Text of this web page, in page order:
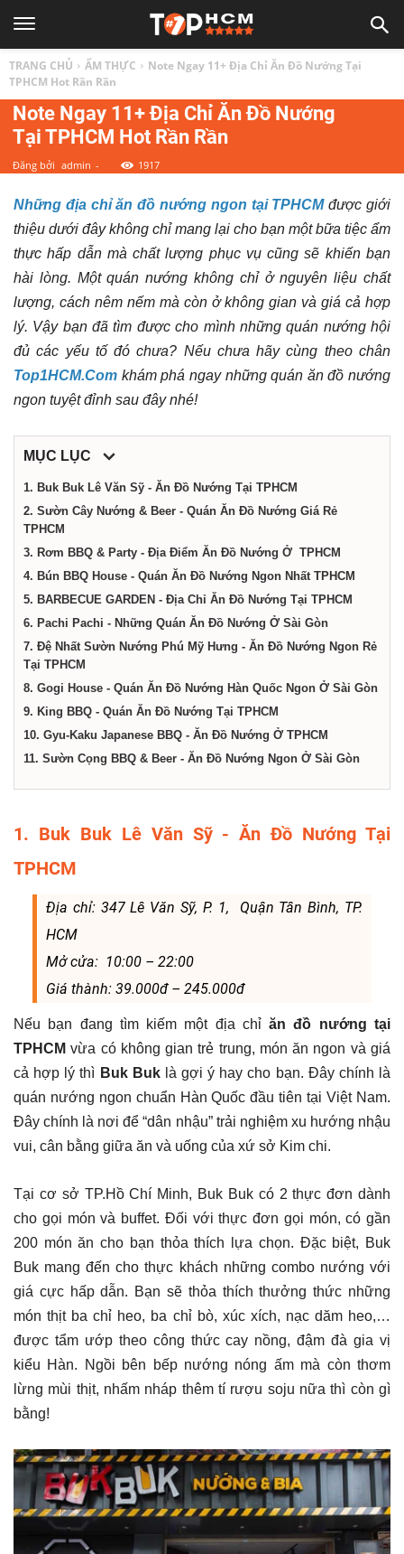
1
HCM
Top
địa
điểm,
dịch
vụ
tại
Thành
phố
Chí
Minh
TRANG CHỦ ẨM THỰC
Note Ngay 11+ Địa Chỉ Ăn Đồ Nướng Tại
TPHCM Hot Rần Rần
Note Ngay 11+ Địa Chỉ Ăn Đồ Nướng
Tại TPHCM Hot Rần Rần
Đăng bởi admin - 1917
Những địa chỉ ăn đồ nướng ngon tại TPHCMđược giới
thiệu dưới đây không chỉ mang lại cho bạn một bữa tiệc ẩm
thực hấp dẫn mà chất lượng phục vụ cũng sẽ khiến bạn
hài lòng. Một quán nướng không chỉ ở nguyên liệu chất
lượng, cách nêm nếm mà còn ở không gian và giá cả hợp
lý. Vậy bạn đã tìm được cho mình những quán nướng hội
đủ các yếu tố đó chưa? Nếu chưa hãy cùng theo chân
Top1HCM.Com khám phá ngay những quán ăn đồ nướng
ngon tuyệt đỉnh sau đây nhé!
MỤC LỤC
1. Buk Buk Lê Văn Sỹ - Ăn Đồ Nướng Tại TPHCM
2. Sườn Cây Nướng & Beer - Quán Ăn Đồ Nướng Giá Rẻ
TPHCM
3. Rơm BBQ & Party - Địa Điểm Ăn Đồ Nướng Ở TPHCM
4. Bún BBQ House - Quán Ăn Đồ Nướng Ngon Nhất TPHCM
5. BARBECUE GARDEN - Địa Chỉ Ăn Đồ Nướng Tại TPHCM
6. Pachi Pachi - Những Quán Ăn Đồ Nướng Ở Sài Gòn
7. Đệ Nhất Sườn Nướng Phú Mỹ Hưng - Ăn Đồ Nướng Ngon Rẻ
Tại TPHCM
8. Gogi House - Quán Ăn Đồ Nướng Hàn Quốc Ngon Ở Sài Gòn
9. King BBQ - Quán Ăn Đồ Nướng Tại TPHCM
10. Gyu-Kaku Japanese BBQ - Ăn Đồ Nướng Ở TPHCM
11. Sườn Cọng BBQ & Beer - Ăn Đồ Nướng Ngon Ở Sài Gòn
1. Buk Buk Lê Văn Sỹ - Ăn Đồ Nướng Tại
TPHCM
Địa chỉ: 347 Lê Văn Sỹ, P. 1, Quận Tân Bình, TP.
HCM
Mở cửa: 10:00 – 22:00
Giá thành: 39.000đ – 245.000đ
Nếu bạn đang tìm kiếm một địa chỉăn đồ nướng tại
TPHCM vừa có không gian trẻ trung, món ăn ngon và giá
cả hợp lý thì Buk Buklà gợi ý hay cho bạn. Đây chính là
quán nướng ngon chuẩn Hàn Quốc đầu tiên tại Việt Nam.
Đây chính là nơi để “dân nhậu” trải nghiệm xu hướng nhậu
vui, cân bằng giữa ăn và uống của xứ sở Kim chi.
Tại cơ sở TP.Hồ Chí Minh, Buk Buk có 2 thực đơn dành
cho gọi món và buffet. Đối với thực đơn gọi món, có gần
200 món ăn cho bạn thỏa thích lựa chọn. Đặc biệt, Buk
Buk mang đến cho thực khách những combo nướng với
giá cực hấp dẫn. Bạn sẽ thỏa thích thưởng thức những
món thịt ba chỉ heo, ba chỉ bò, xúc xích, nạc dăm heo,…
được tẩm ướp theo công thức cay nồng, đậm đà gia vị
kiểu Hàn. Ngồi bên bếp nướng nóng ấm mà còn thơm
lừng mùi thịt, nhấm nháp thêm tí rượu soju nữa thì còn gì
bằng!